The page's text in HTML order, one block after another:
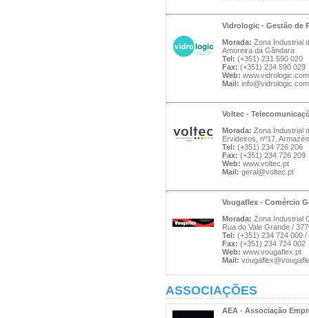
Vidrologic - Gestão de
Morada: Zona Industrial
Amoreira da Gândara
Tel: (+351) 231 590 020
Fax: (+351) 234 590 029
Web: www.vidrologic.com
Mail: info@vidrologic.com
Voltec -
Morada: Zona Industrial
Ervideiros, nº17,
Tel: (+351) 234 726 206
Fax: (+351) 234 726 209
Web: www.voltec.pt
Mail: geral@voltec.pt
Vougaflex - Comércio
Morada: Zona Industrial
Rua do Vale Grande /
Tel: (+351) 234 724 000 /
Fax: (+351) 234 724 002
Web: www.vougaflex.pt
Mail:
ASSOCIAÇÕES
AEA - Associação